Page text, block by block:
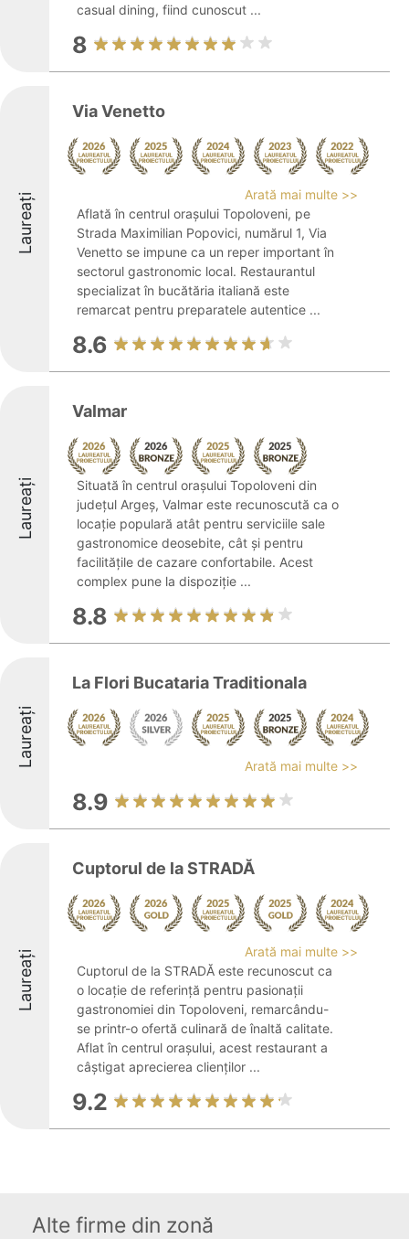
casual dining, fiind cunoscut ...
8
Laureați
Via Venetto
Arată mai multe >>
Aflată în centrul orașului Topoloveni, pe
Strada Maximilian Popovici, numărul 1, Via
Venetto se impune ca un reper important în
sectorul gastronomic local. Restaurantul
specializat în bucătăria italiană este
remarcat pentru preparatele autentice ...
8.6
Laureați
Valmar
Situată în centrul orașului Topoloveni din
județul Argeș, Valmar este recunoscută ca o
locație populară atât pentru serviciile sale
gastronomice deosebite, cât și pentru
facilitățile de cazare confortabile. Acest
complex pune la dispoziție ...
8.8
Laureați
La Flori Bucataria Traditionala
Arată mai multe >>
8.9
Laureați
Cuptorul de la STRADĂ
Arată mai multe >>
Cuptorul de la STRADĂ este recunoscut ca
o locație de referință pentru pasionații
gastronomiei din Topoloveni, remarcându-
se printr-o ofertă culinară de înaltă calitate.
Aflat în centrul orașului, acest restaurant a
câștigat aprecierea clienților ...
9.2
Alte firme din zonă